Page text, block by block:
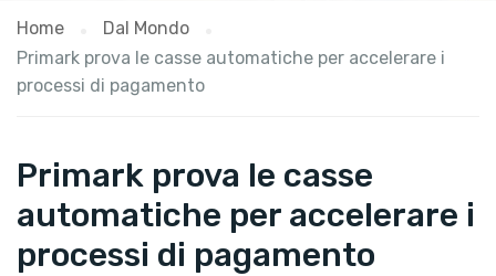
Home
Dal Mondo
Primark prova le casse automatiche per accelerare i
processi di pagamento
Primark prova le casse
automatiche per accelerare i
processi di pagamento